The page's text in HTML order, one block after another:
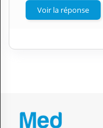
Voir la réponse